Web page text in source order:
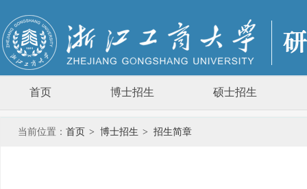
首页 博士招生 硕士招生
当前位置： 首页 > 博士招生 > 招生简章